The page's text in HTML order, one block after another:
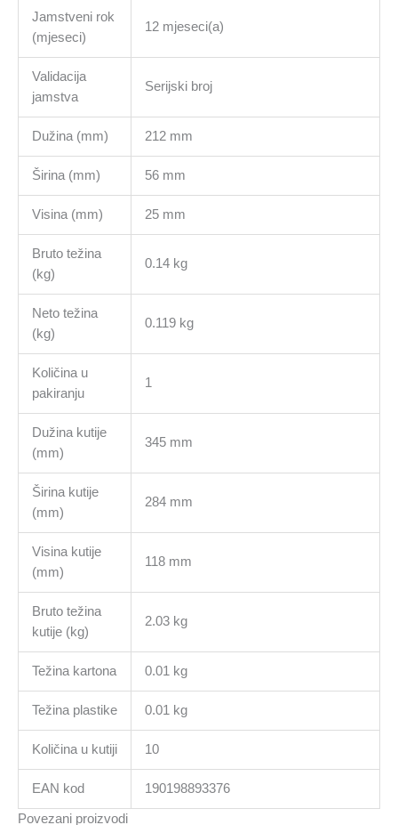
Jamstveni rok
(mjeseci)
12 mjeseci(a)
Validacija
jamstva
Serijski broj
Dužina (mm) 212 mm
Širina (mm) 56 mm
Visina (mm) 25 mm
Bruto težina
(kg)
0.14 kg
Neto težina
(kg)
0.119 kg
Količina u
pakiranju
1
Dužina kutije
(mm)
345 mm
Širina kutije
(mm)
284 mm
Visina kutije
(mm)
118 mm
Bruto težina
kutije (kg)
2.03 kg
Težina kartona 0.01 kg
Težina plastike 0.01 kg
Količina u kutiji 10
EAN kod 190198893376
Povezani proizvodi